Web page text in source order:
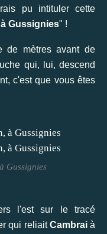
pu intituler cette
Gussignies" !
de mètres avant de
qui, lui, descend
c'est que vous êtes
Gussignies
l'est sur le tracé
qui reliaitCambraià